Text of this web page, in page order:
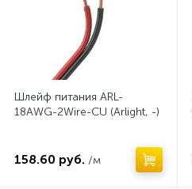
Шлейф питания ARL-
18AWG-2Wire-CU (Arlight, -)
158.60 руб. /м